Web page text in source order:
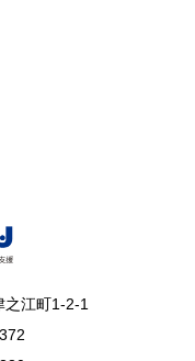
江町1-2-1